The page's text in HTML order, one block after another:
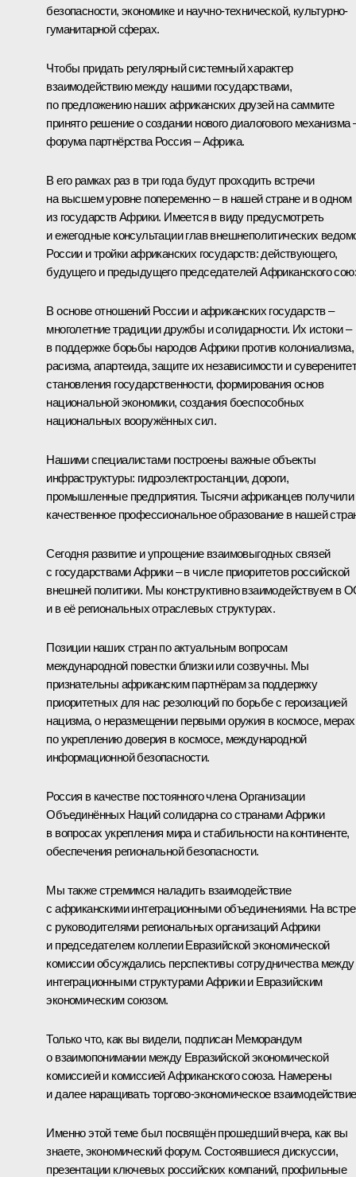
безопасности, экономике и научно-технической, культурно-
гуманитарной сферах.
Чтобы придать регулярный системный характер
взаимодействию между нашими государствами,
по предложению наших африканских друзей на саммите
принято решение о создании нового диалогового механизма
форума партнёрства Россия – Африка.
В его рамках раз в три года будут проходить встречи
на высшем уровне попеременно – в нашей стране и в одном
из государств Африки. Имеется в виду предусмотреть
и ежегодные консультации глав внешнеполитических
России и тройки африканских государств: действующего,
будущего и предыдущего председателей Африканского
В основе отношений России и африканских государств –
многолетние традиции дружбы и солидарности. Их истоки –
в поддержке борьбы народов Африки против колониализма,
расизма, апартеида, защите их независимости и
становления государственности, формирования основ
национальной экономики, создания боеспособных
национальных вооружённых сил.
Нашими специалистами построены важные объекты
инфраструктуры: гидроэлектростанции, дороги,
промышленные предприятия. Тысячи африканцев получили
качественное профессиональное образование в нашей
Сегодня развитие и упрощение взаимовыгодных связей
с государствами Африки – в числе приоритетов российской
внешней политики. Мы конструктивно взаимодействуем в
и в её региональных отраслевых структурах.
Позиции наших стран по актуальным вопросам
международной повестки близки или созвучны. Мы
признательны африканским партнёрам за поддержку
приоритетных для нас резолюций по борьбе с героизацией
нацизма, о неразмещении первыми оружия в космосе, мерах
по укреплению доверия в космосе, международной
информационной безопасности.
Россия в качестве постоянного члена Организации
Объединённых Наций солидарна со странами Африки
в вопросах укрепления мира и стабильности на континенте,
обеспечения региональной безопасности.
Мы также стремимся наладить взаимодействие
с африканскими интеграционными объединениями. На
с руководителями региональных организаций Африки
и председателем коллегии Евразийской экономической
комиссии обсуждались перспективы сотрудничества между
интеграционными структурами Африки и Евразийским
экономическим союзом.
Только что, как вы видели, подписан Меморандум
о взаимопонимании между Евразийской экономической
комиссией и комиссией Африканского союза. Намерены
и далее наращивать торгово-экономическое
Именно этой теме был посвящён прошедший вчера, как вы
знаете, экономический форум. Состоявшиеся дискуссии,
презентации ключевых российских компаний, профильные